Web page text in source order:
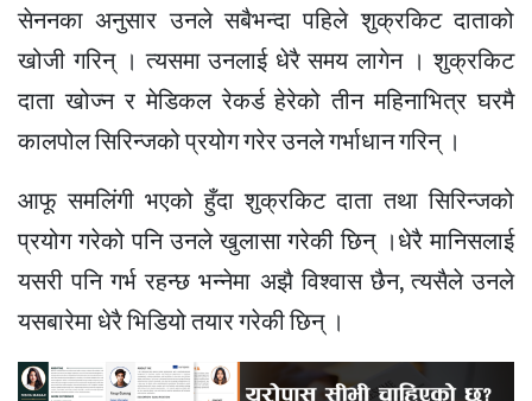
सेननका अनुसार उनले सबैभन्दा पहिले शुक्रकिट दाताको
खोजी गरिन् । त्यसमा उनलाई धेरै समय लागेन । शुक्रकिट
दाता खोज्न र मेडिकल रेकर्ड हेरेको तीन महिनाभित्र घरमै
कालपोल सिरिन्जको प्रयोग गरेर उनले गर्भाधान गरिन् ।
आफू समलिंगी भएको हुँदा शुक्रकिट दाता तथा सिरिन्जको
प्रयोग गरेको पनि उनले खुलासा गरेकी छिन् ।धेरै मानिसलाई
यसरी पनि गर्भ रहन्छ भन्नेमा अझै विश्वास छैन, त्यसैले उनले
यसबारेमा धेरै भिडियो तयार गरेकी छिन् ।